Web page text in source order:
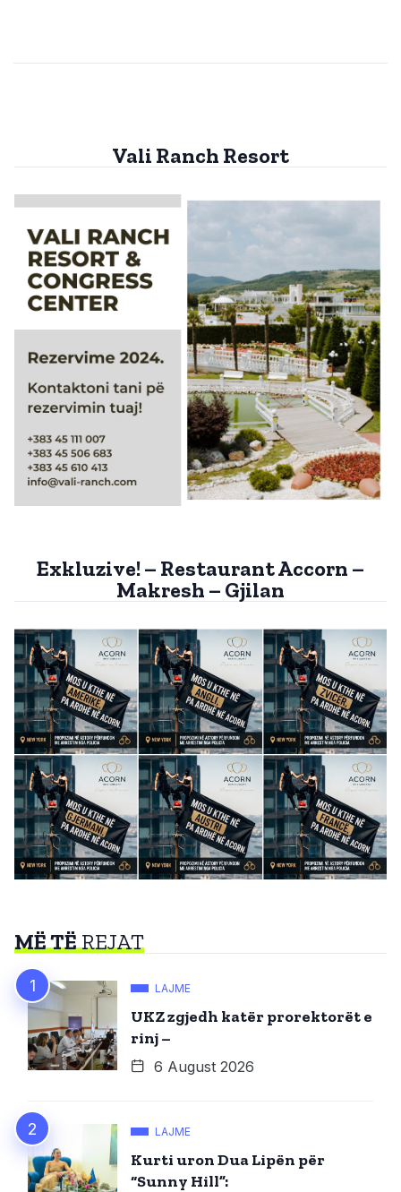
Vali Ranch Resort
Exkluzive! – Restaurant Accorn –
Makresh – Gjilan
MË TËREJAT
LAJME
UKZ zgjedh katër prorektorët e
rinj –
6 August 2026
LAJME
Kurti uron Dua Lipën për
“Sunny Hill”: